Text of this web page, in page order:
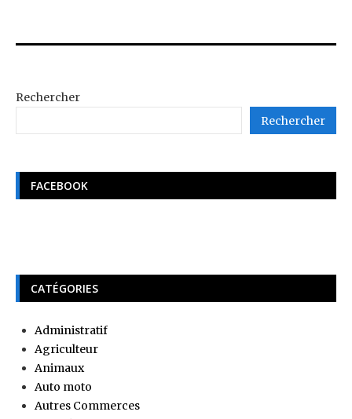
Rechercher
Rechercher
FACEBOOK
CATÉGORIES
Administratif
Agriculteur
Animaux
Auto moto
Autres Commerces